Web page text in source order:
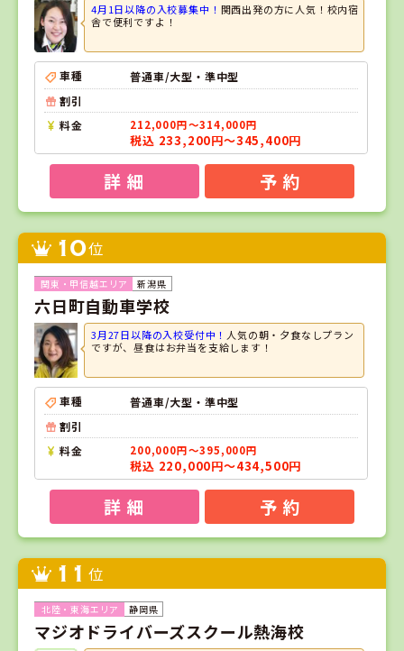
4月1日以降の入校募集中！ 関西出発の方に人気！校内宿
舎で便利ですよ！
車種
普通車/大型・準中型
割引
料金
212,000円～314,000円
税込 233,200円～345,400円
詳 細 予 約
10位
新潟県
六日町自動車学校
3月27日以降の入校受付中！ 人気の朝・夕食なしプラン
ですが、昼食はお弁当を支給します！
車種
普通車/大型・準中型
割引
料金
200,000円～395,000円
税込 220,000円～434,500円
詳 細 予 約
11 位
静岡県
マジオドライバーズスクール熱海校